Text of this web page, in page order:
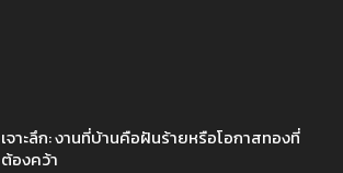
เจาะลึก: งานที่บ้านคือฝันร้ายหรือโอกาสทองที่
ต้องคว้า